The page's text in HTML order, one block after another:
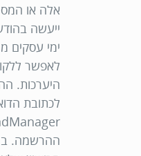
אלה או
ימי עסקים
לאפשר
היערכות.
לכתובת
ההרשמה.